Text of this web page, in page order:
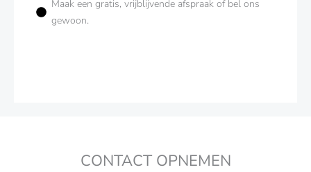
Maak een gratis, vrijblijvende afspraak of bel ons
gewoon.
CONTACT OPNEMEN